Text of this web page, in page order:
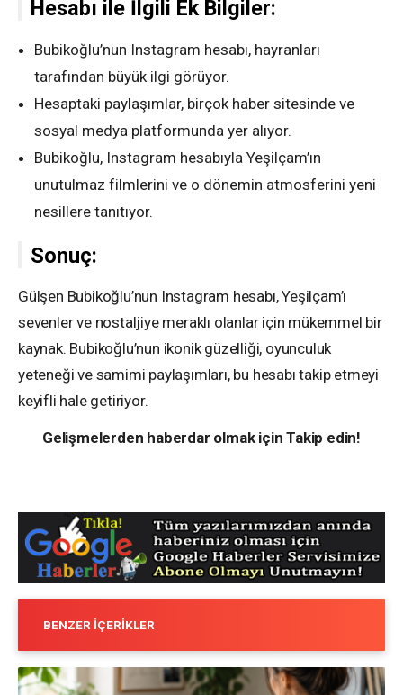
Hesabı ile İlgili Ek Bilgiler:
Bubikoğlu’nun Instagram hesabı, hayranları
tarafından büyük ilgi görüyor.
Hesaptaki paylaşımlar, birçok haber sitesinde ve
sosyal medya platformunda yer alıyor.
Bubikoğlu, Instagram hesabıyla Yeşilçam’ın
unutulmaz filmlerini ve o dönemin atmosferini yeni
nesillere tanıtıyor.
Sonuç:
Gülşen Bubikoğlu’nun Instagram hesabı, Yeşilçam’ı
sevenler ve nostaljiye meraklı olanlar için mükemmel bir
kaynak. Bubikoğlu’nun ikonik güzelliği, oyunculuk
yeteneği ve samimi paylaşımları, bu hesabı takip etmeyi
keyifli hale getiriyor.
Gelişmelerden haberdar olmak için Takip edin!
BENZER İÇERIKLER